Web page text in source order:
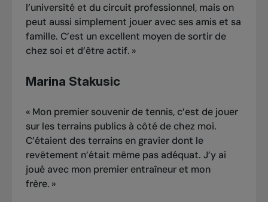
l’université et du circuit professionnel, mais on
peut aussi simplement jouer avec ses amis et sa
famille. C’est un excellent moyen de sortir de
chez soi et d’être actif. »
Marina Stakusic
« Mon premier souvenir de tennis, c’est de jouer
sur les terrains publics à côté de chez moi.
C’étaient des terrains en gravier dont le
revêtement n’était même pas adéquat. J’y ai
joué avec mon premier entraîneur et mon
frère. »